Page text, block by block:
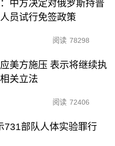
中方决定对俄罗斯持普
员试行免签政策
阅读 78298
美方施压 表示将继续执
关立法
阅读 72406
731部队人体实验罪行